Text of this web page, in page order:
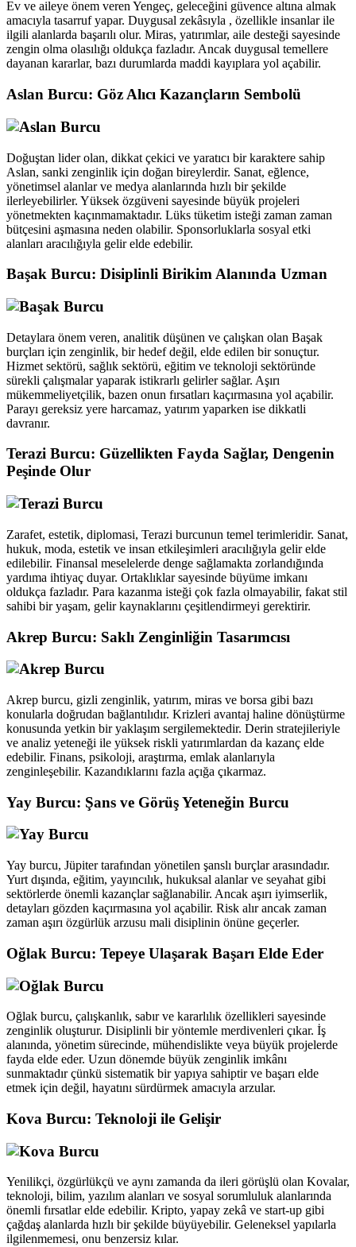
Ev ve aileye önem veren Yengeç, geleceğini güvence altına almak
amacıyla tasarruf yapar. Duygusal zekâsıyla , özellikle insanlar ile
ilgili alanlarda başarılı olur. Miras, yatırımlar, aile desteği sayesinde
zengin olma olasılığı oldukça fazladır. Ancak duygusal temellere
dayanan kararlar, bazı durumlarda maddi kayıplara yol açabilir.
Aslan Burcu: Göz Alıcı Kazançların Sembolü
Doğuştan lider olan, dikkat çekici ve yaratıcı bir karaktere sahip
Aslan, sanki zenginlik için doğan bireylerdir. Sanat, eğlence,
yönetimsel alanlar ve medya alanlarında hızlı bir şekilde
ilerleyebilirler. Yüksek özgüveni sayesinde büyük projeleri
yönetmekten kaçınmamaktadır. Lüks tüketim isteği zaman zaman
bütçesini aşmasına neden olabilir. Sponsorluklarla sosyal etki
alanları aracılığıyla gelir elde edebilir.
Başak Burcu: Disiplinli Birikim Alanında Uzman
Detaylara önem veren, analitik düşünen ve çalışkan olan Başak
burçları için zenginlik, bir hedef değil, elde edilen bir sonuçtur.
Hizmet sektörü, sağlık sektörü, eğitim ve teknoloji sektöründe
sürekli çalışmalar yaparak istikrarlı gelirler sağlar. Aşırı
mükemmeliyetçilik, bazen onun fırsatları kaçırmasına yol açabilir.
Parayı gereksiz yere harcamaz, yatırım yaparken ise dikkatli
davranır.
Terazi Burcu: Güzellikten Fayda Sağlar, Dengenin
Peşinde Olur
Zarafet, estetik, diplomasi, Terazi burcunun temel terimleridir. Sanat,
hukuk, moda, estetik ve insan etkileşimleri aracılığıyla gelir elde
edilebilir. Finansal meselelerde denge sağlamakta zorlandığında
yardıma ihtiyaç duyar. Ortaklıklar sayesinde büyüme imkanı
oldukça fazladır. Para kazanma isteği çok fazla olmayabilir, fakat stil
sahibi bir yaşam, gelir kaynaklarını çeşitlendirmeyi gerektirir.
Akrep Burcu: Saklı Zenginliğin Tasarımcısı
Akrep burcu, gizli zenginlik, yatırım, miras ve borsa gibi bazı
konularla doğrudan bağlantılıdır. Krizleri avantaj haline dönüştürme
konusunda yetkin bir yaklaşım sergilemektedir. Derin stratejileriyle
ve analiz yeteneği ile yüksek riskli yatırımlardan da kazanç elde
edebilir. Finans, psikoloji, araştırma, emlak alanlarıyla
zenginleşebilir. Kazandıklarını fazla açığa çıkarmaz.
Yay Burcu: Şans ve Görüş Yeteneğin Burcu
Yay burcu, Jüpiter tarafından yönetilen şanslı burçlar arasındadır.
Yurt dışında, eğitim, yayıncılık, hukuksal alanlar ve seyahat gibi
sektörlerde önemli kazançlar sağlanabilir. Ancak aşırı iyimserlik,
detayları gözden kaçırmasına yol açabilir. Risk alır ancak zaman
zaman aşırı özgürlük arzusu mali disiplinin önüne geçerler.
Oğlak Burcu: Tepeye Ulaşarak Başarı Elde Eder
Oğlak burcu, çalışkanlık, sabır ve kararlılık özellikleri sayesinde
zenginlik oluşturur. Disiplinli bir yöntemle merdivenleri çıkar. İş
alanında, yönetim sürecinde, mühendislikte veya büyük projelerde
fayda elde eder. Uzun dönemde büyük zenginlik imkânı
sunmaktadır çünkü sistematik bir yapıya sahiptir ve başarı elde
etmek için değil, hayatını sürdürmek amacıyla arzular.
Kova Burcu: Teknoloji ile Gelişir
Yenilikçi, özgürlükçü ve aynı zamanda da ileri görüşlü olan Kovalar,
teknoloji, bilim, yazılım alanları ve sosyal sorumluluk alanlarında
önemli fırsatlar elde edebilir. Kripto, yapay zekâ ve start-up gibi
çağdaş alanlarda hızlı bir şekilde büyüyebilir. Geleneksel yapılarla
ilgilenmemesi, onu benzersiz kılar.